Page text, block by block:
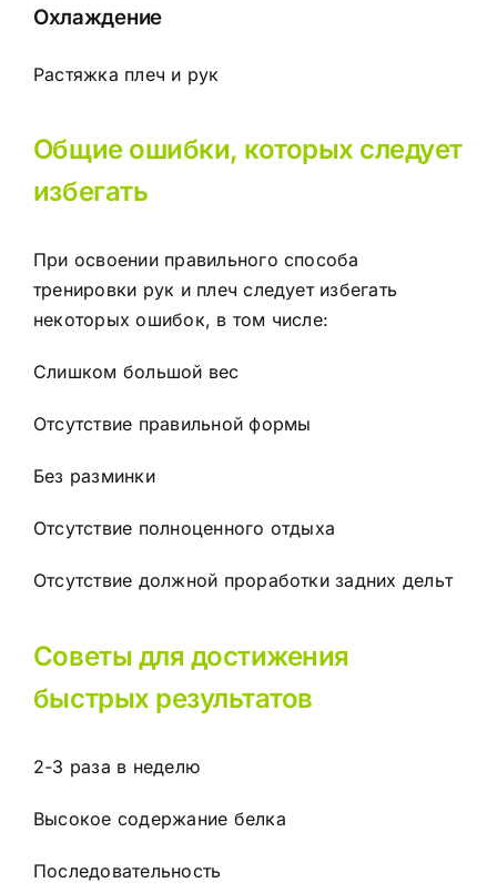
Охлаждение
Растяжка плеч и рук
Общие ошибки, которых следует
избегать
При освоении правильного способа
тренировки рук и плеч следует избегать
некоторых ошибок, в том числе:
Слишком большой вес
Отсутствие правильной формы
Без разминки
Отсутствие полноценного отдыха
Отсутствие должной проработки задних дельт
Советы для достижения
быстрых результатов
2-3 раза в неделю
Высокое содержание белка
Последовательность